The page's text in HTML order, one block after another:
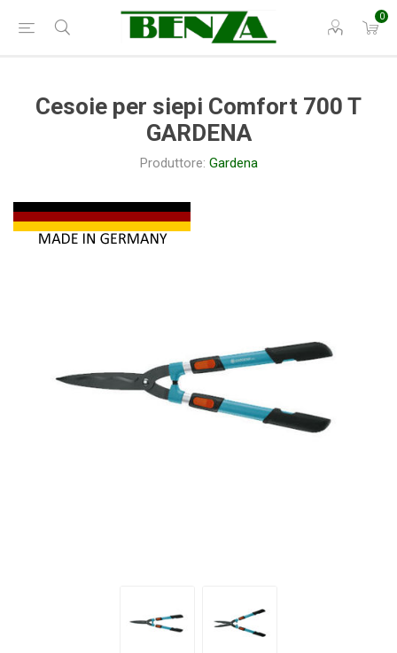
0
Cesoie per siepi Comfort 700 T
GARDENA
Produttore: Gardena